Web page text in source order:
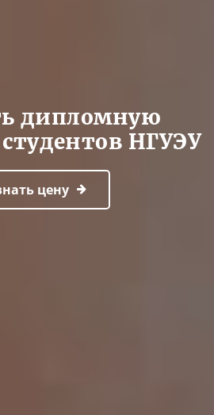
дипломную
НГУЭУ
цену